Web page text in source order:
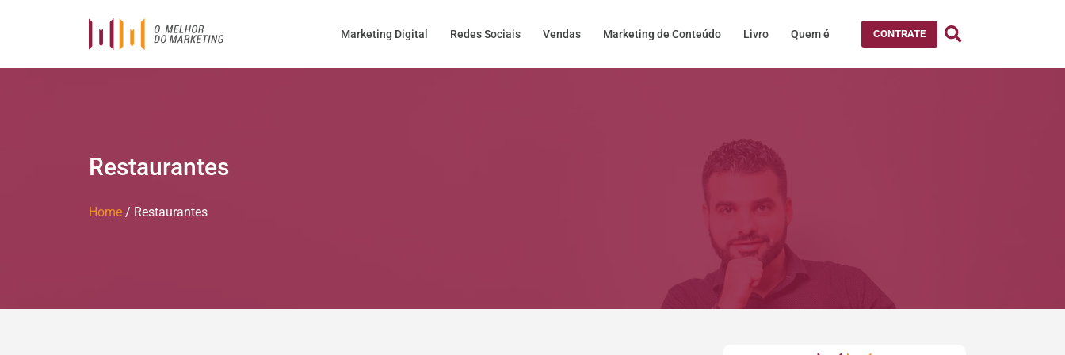
Marketing Digital Redes Sociais Vendas Marketing de Conteúdo Livro Quem é CONTRATE
Restaurantes
Home / Restaurantes